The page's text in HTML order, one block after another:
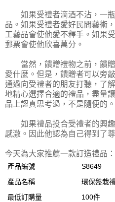
如果受禮者滴酒不沾，一瓶
品。如果受禮者愛好民間藝術
工藝品會使他愛不釋手。如果
郵票會使他欣喜萬分。
當然，饋贈禮物之前，饋贈
愛什麼。但是，饋贈者可以旁
通過向受禮者的朋友打聽，了
地精心選擇合適的禮品，盡量
品上認真思考過，不是隨便的。
如果禮品投合受禮者的興趣
感激。因此他認為自己得到了尊
今天為大家推薦一款訂造禮品：
產品編號
S8649
產品名稱
環保盤栽
最低訂購量
100件